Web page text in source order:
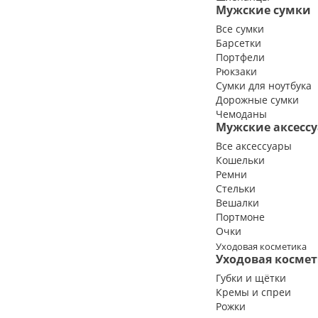
Мужские сумки
Все сумки
Барсетки
Портфели
Рюкзаки
Сумки для ноутбука
Дорожные сумки
Чемоданы
Мужские
Все аксессуары
Кошельки
Ремни
Стельки
Вешалки
Портмоне
Очки
Уходовая косметика
Уходовая
Губки и щётки
Кремы и спреи
Рожки